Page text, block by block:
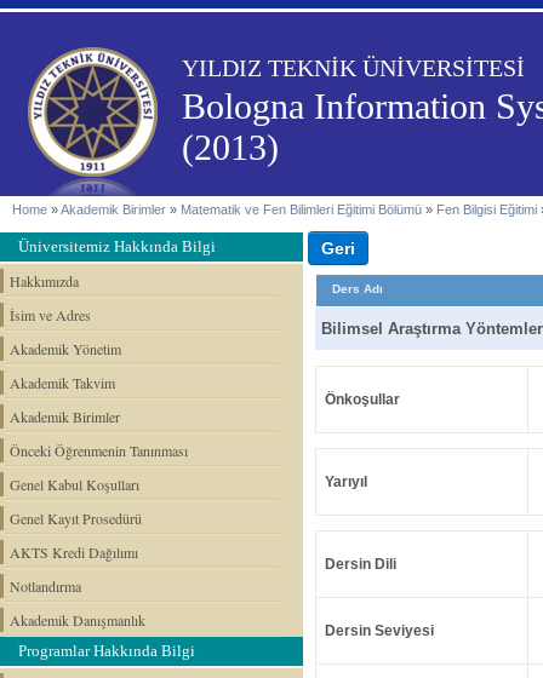
YILDIZ TEKNİK ÜNİVERSİTESİ
Bologna Information
(2013)
Home »Akademik Birimler » Matematik ve Fen Bilimleri Eğitimi Bölümü » Fen Bilgisi Eğitimi
Üniversitemiz Hakkında Bilgi
Hakkımızda
İsim ve Adres
Akademik Yönetim
Akademik Takvim
Akademik Birimler
Önceki Öğrenmenin Tanınması
Genel Kabul Koşulları
Genel Kayıt Prosedürü
AKTS Kredi Dağılımı
Notlandırma
Akademik Danışmanlık
Programlar Hakkında Bilgi
Ders Adı
Bilimsel Araştırma
Önkoşullar
Yarıyıl
Dersin Dili
Dersin Seviyesi